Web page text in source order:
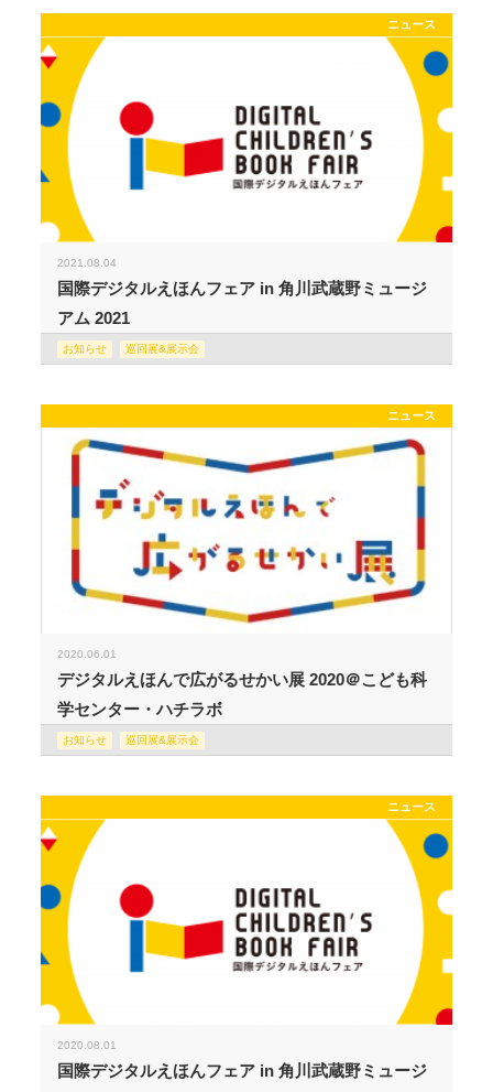
ニュース
2021.08.04
国際デジタルえほんフェア in 角川武蔵野ミュージ
アム 2021
お知らせ 巡回展&展示会
ニュース
2020.06.01
デジタルえほんで広がるせかい展 2020＠こども科
学センター・ハチラボ
お知らせ 巡回展&展示会
ニュース
2020.08.01
国際デジタルえほんフェア in 角川武蔵野ミュージ